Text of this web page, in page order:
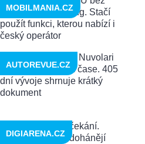
MOBILMANIA.CZ
AUTOREVUE.CZ
DIGIARENA.CZ